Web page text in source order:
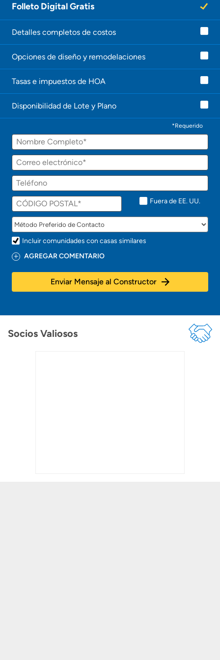
Folleto Digital Gratis
Detalles completos de costos
Opciones de diseño y remodelaciones
Tasas e impuestos de HOA
Disponibilidad de Lote y Plano
*Requerido
Fuera de EE. UU.
Incluir comunidades con casas similares
AGREGAR COMENTARIO
Enviar Mensaje al Constructor
Socios Valiosos